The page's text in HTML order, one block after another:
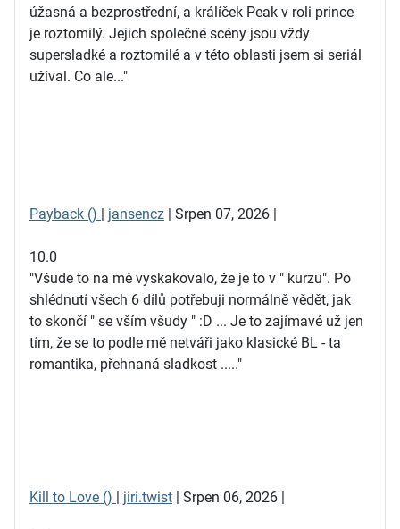
úžasná a bezprostřední, a králíček Peak v roli prince
je roztomilý. Jejich společné scény jsou vždy
supersladké a roztomilé a v této oblasti jsem si seriál
užíval. Co ale..."
Payback () | jansencz | Srpen 07, 2026 |
10.0
"Všude to na mě vyskakovalo, že je to v " kurzu". Po
shlédnutí všech 6 dílů potřebuji normálně vědět, jak
to skončí " se vším všudy " :D ... Je to zajímavé už jen
tím, že se to podle mě netváři jako klasické BL - ta
romantika, přehnaná sladkost ....."
Kill to Love () | jiri.twist | Srpen 06, 2026 |